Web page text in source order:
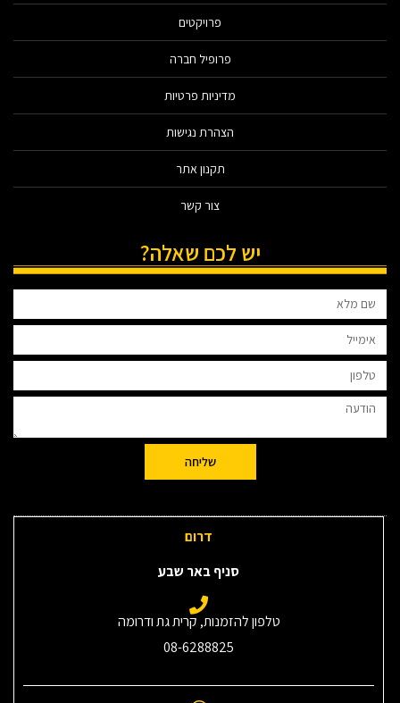
פרויקטים
פרופיל חברה
מדיניות פרטיות
הצהרת נגישות
תקנון אתר
צור קשר
יש לכם שאלה?
שליחה
דרום
סניף באר שבע
טלפון להזמנות, קרית גת ודרומה
08-6288825